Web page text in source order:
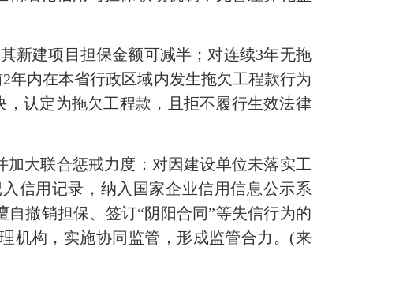
建项目担保金额可减半；对连续3年无拖
年内在本省行政区域内发生拖欠工程款行为
认定为拖欠工程款，且拒不履行生效法律
大联合惩戒力度：对因建设单位未落实工
信用记录，纳入国家企业信用信息公示系
撤销担保、签订“阴阳合同”等失信行为的
机构，实施协同监管，形成监管合力。(来